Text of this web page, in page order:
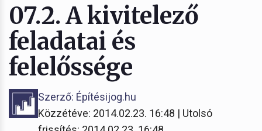
07.2. A kivitelező
feladatai és
felelőssége
Szerző: Építésijog.hu
Közzétéve: 2014.02.23. 16:48 | Utolsó